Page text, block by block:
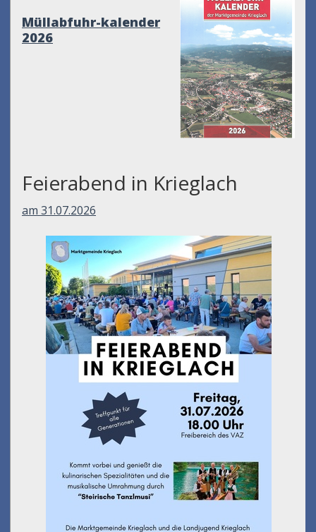
Müllabfuhr-kalender
2026
Feierabend in Krieglach
am 31.07.2026